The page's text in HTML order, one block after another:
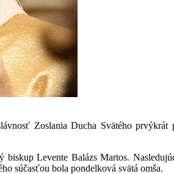
Zoslania Ducha Svätého prvýkrát
Levente Balázs Martos.
súčasťou bola pondelková svätá omša.